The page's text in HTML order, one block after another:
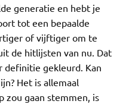
generatie en hebt je
tot een bepaalde
of vijftiger om te
de hitlijsten van nu. Dat
definitie gekleurd. Kan
Het is allemaal
zou gaan stemmen, is